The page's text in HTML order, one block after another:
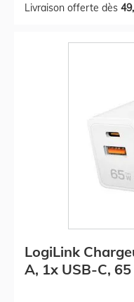
Livraison offerte dès
LogiLink
A, 1x USB-C,